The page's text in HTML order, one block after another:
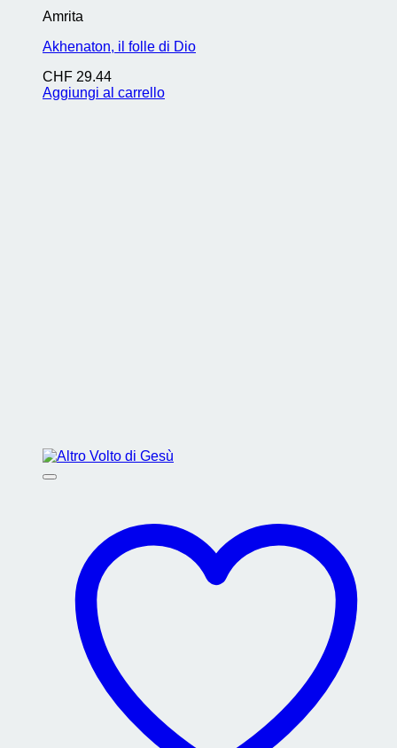
Amrita
Akhenaton, il folle di Dio
CHF 29.44
Aggiungi al carrello